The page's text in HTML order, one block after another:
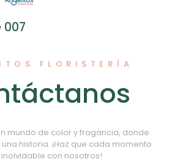
correo electrónico y web en este
007
FLORISTERÍA
mundo de color y fragancia, donde
historia. ¡Haz que cada momento
con nosotros!